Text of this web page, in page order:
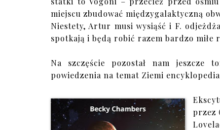
miejscu zbudować międzygalaktyczną
Niestety, Artur musi wysiąść i F.
spotkają i będą robić razem bardzo miłe
Na szczęście pozostał nam jeszcze
powiedzenia na temat Ziemi
przez